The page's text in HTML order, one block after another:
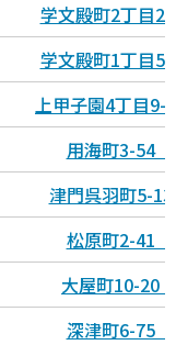
学文殿町2丁目
学文殿町1丁目
上甲子園4丁目9-
用海町3-54
津門呉羽町5-
松原町2-41
大屋町10-20
深津町6-75